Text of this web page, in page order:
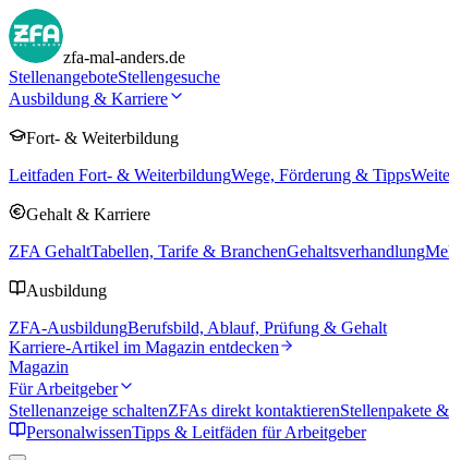
zfa-mal-anders.de
StellenangeboteStellengesuche
Ausbildung & Karriere
Fort- & Weiterbildung
Leitfaden Fort- & WeiterbildungWege, Förderung & Tipps
Gehalt & Karriere
ZFA GehaltTabellen, Tarife & BranchenGehaltsverhandlung
Ausbildung
ZFA-AusbildungBerufsbild, Ablauf, Prüfung & Gehalt
Karriere-Artikel im Magazin entdecken
Magazin
Für Arbeitgeber
Stellenanzeige schaltenZFAs direkt kontaktierenStellenpakete
PersonalwissenTipps & Leitfäden für Arbeitgeber